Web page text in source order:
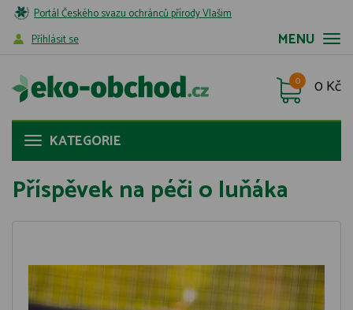
Portál Českého svazu ochránců přírody Vlašim
MENU
Příhlásit se
0 Kč
0
KATEGORIE
Příspěvek na péči o luňáka